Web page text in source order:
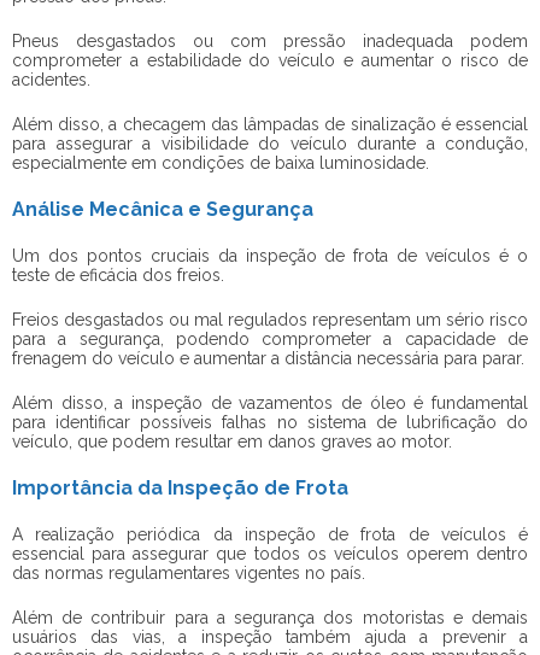
Pneus desgastados ou com pressão inadequada podem
comprometer a estabilidade do veículo e aumentar o risco de
acidentes.
Além disso, a checagem das lâmpadas de sinalização é essencial
para assegurar a visibilidade do veículo durante a condução,
especialmente em condições de baixa luminosidade.
Análise Mecânica e Segurança
Um dos pontos cruciais da inspeção de frota de veículos é o
teste de eficácia dos freios.
Freios desgastados ou mal regulados representam um sério risco
para a segurança, podendo comprometer a capacidade de
frenagem do veículo e aumentar a distância necessária para parar.
Além disso, a inspeção de vazamentos de óleo é fundamental
para identificar possíveis falhas no sistema de lubrificação do
veículo, que podem resultar em danos graves ao motor.
Importância da Inspeção de Frota
A realização periódica da inspeção de frota de veículos é
essencial para assegurar que todos os veículos operem dentro
das normas regulamentares vigentes no país.
Além de contribuir para a segurança dos motoristas e demais
usuários das vias, a inspeção também ajuda a prevenir a